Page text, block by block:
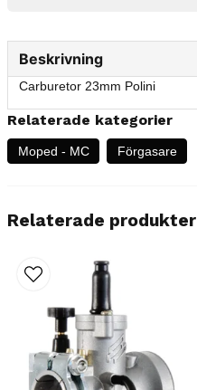
Beskrivning
Carburetor 23mm Polini
Relaterade kategorier
Moped - MC Förgasare
Relaterade produkter